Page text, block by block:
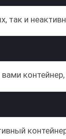
так и